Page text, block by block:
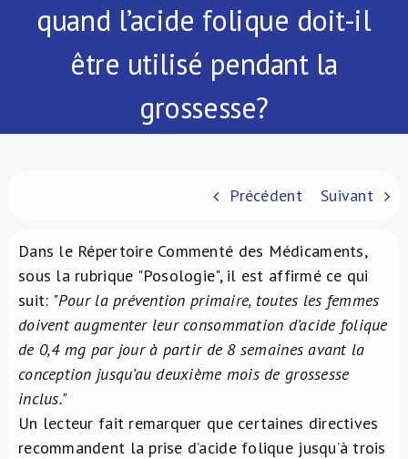
Publications
NL
quand l’acide folique doit-il
être utilisé pendant la
grossesse?
Précédent Suivant
Dans le Répertoire Commenté des Médicaments,
sous la rubrique "Posologie", il est affirmé ce qui
suit: "Pour la prévention primaire, toutes les femmes
doivent augmenter leur consommation d’acide folique
de 0,4 mg par jour à partir de 8 semaines avant la
conception jusqu’au deuxième mois de grossesse
inclus."
Un lecteur fait remarquer que certaines directives
recommandent la prise d’acide folique jusqu’à trois